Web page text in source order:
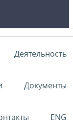
Деятельность
Документы
ENG